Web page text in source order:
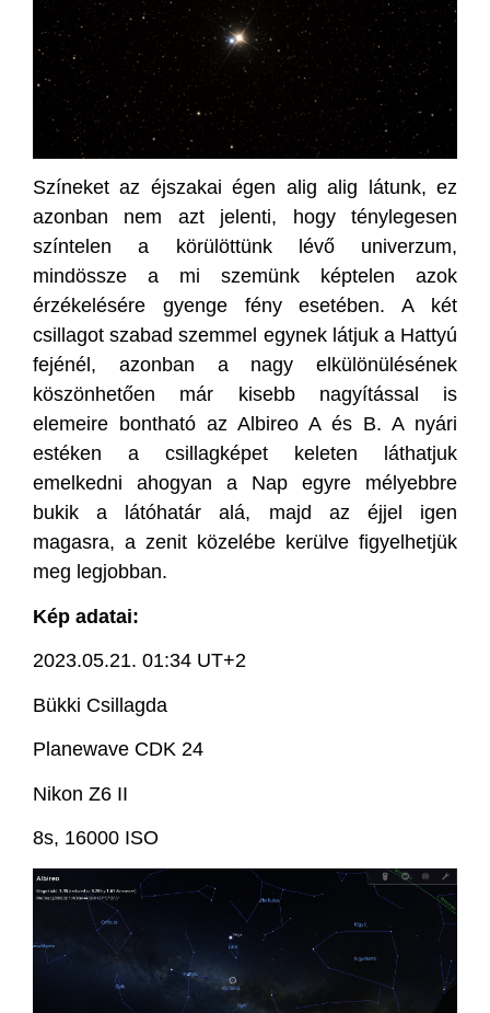
Színeket az éjszakai égen alig alig látunk, ez
azonban nem azt jelenti, hogy ténylegesen
színtelen a körülöttünk lévő univerzum,
mindössze a mi szemünk képtelen azok
érzékelésére gyenge fény esetében. A két
csillagot szabad szemmel egynek látjuk a Hattyú
fejénél, azonban a nagy elkülönülésének
köszönhetően már kisebb nagyítással is
elemeire bontható az Albireo A és B. A nyári
estéken a csillagképet keleten láthatjuk
emelkedni ahogyan a Nap egyre mélyebbre
bukik a látóhatár alá, majd az éjjel igen
magasra, a zenit közelébe kerülve figyelhetjük
meg legjobban.
Kép adatai:
2023.05.21. 01:34 UT+2
Bükki Csillagda
Planewave CDK 24
Nikon Z6 II
8s, 16000 ISO